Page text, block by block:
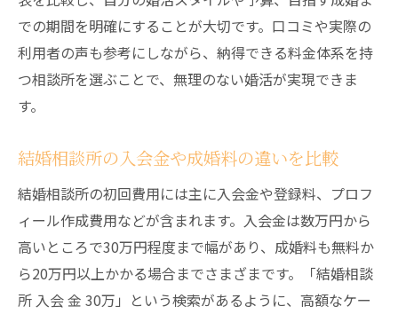
での期間を明確にすることが大切です。口コミや実際の
利用者の声も参考にしながら、納得できる料金体系を持
つ相談所を選ぶことで、無理のない婚活が実現できま
す。
結婚相談所の入会金や成婚料の違いを比較
結婚相談所の初回費用には主に入会金や登録料、プロフ
ィール作成費用などが含まれます。入会金は数万円から
高いところで30万円程度まで幅があり、成婚料も無料か
ら20万円以上かかる場合までさまざまです。「結婚相談
所 入会 金 30万」という検索があるように、高額なケー